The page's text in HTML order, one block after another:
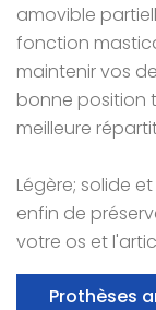
amovible
fonction
maintenir vos
bonne position
meilleure
Légère; solide
enfin de
votre os et
Prothèses